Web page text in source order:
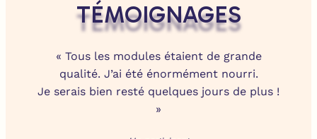
TÉMOIGNAGES
« Tous les modules étaient de grande
qualité. J’ai été énormément nourri.
Je serais bien resté quelques jours de plus !
»